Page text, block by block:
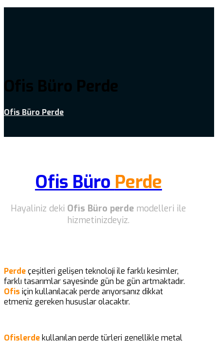
Ofis Büro Perde
Ofis Büro Perde
Ofis Büro Perde
Hayaliniz deki Ofis Büro perde modelleri ile
hizmetinizdeyiz.
Perdeçeşitleri gelişen teknoloji ile farklı kesimler,
farklı tasarımlar sayesinde gün be gün artmaktadır.
Ofis için kullanılacak perde arıyorsanız dikkat
etmeniz gereken hususlar olacaktır.
Ofislerdekullanılan perde türleri genellikle metal